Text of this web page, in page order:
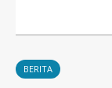
BERITA